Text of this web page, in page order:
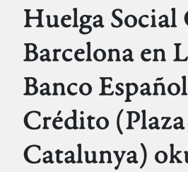
Huelga
Barcelona en
Banco
Crédito
Catalunya)